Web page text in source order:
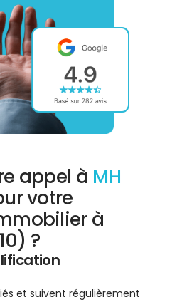
appel à MH
votre
à
?
et suivent régulièrement